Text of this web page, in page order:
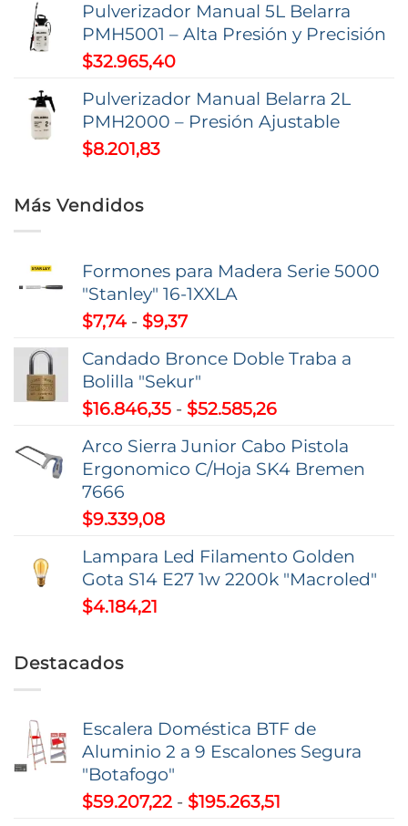
Pulverizador Manual 5L Belarra
PMH5001 – Alta Presión y Precisión
$32.965,40
Pulverizador Manual Belarra 2L
PMH2000 – Presión Ajustable
$8.201,83
Más Vendidos
Formones para Madera Serie 5000
"Stanley" 16-1XXLA
$7,74 - $9,37Rango
precios:
desde
$7,74
$9,37
Candado Bronce Doble Traba a
Bolilla "Sekur"
$16.846,35 - $52.585,26Rango
precios:
desde
Arco Sierra Junior Cabo Pistola
Ergonomico C/Hoja SK4 Bremen
7666
$9.339,08
Lampara Led Filamento Golden
Gota S14 E27 1w 2200k "Macroled"
$4.184,21
Destacados
Escalera Doméstica BTF de
Aluminio 2 a 9 Escalones Segura
"Botafogo"
$59.207,22 - $195.263,51